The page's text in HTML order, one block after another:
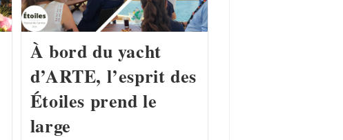
À bord du yacht
d’ARTE, l’esprit des
Étoiles prend le
large